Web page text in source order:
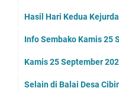
Hasil Hari Kedua
Info Sembako Kamis 25
Kamis 25 September
Selain di Balai Desa